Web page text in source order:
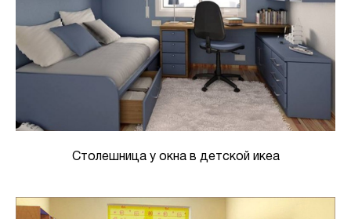
Столешница у окна в детской икеа